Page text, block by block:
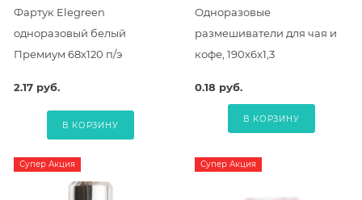
Фартук Elegreen
одноразовый белый
Премиум 68х120 п/э
2.17 руб.
В КОРЗИНУ
Одноразовые
размешиватели для чая и
кофе, 190х6х1,3
0.18 руб.
В КОРЗИНУ
Супер Акция Супер Акция